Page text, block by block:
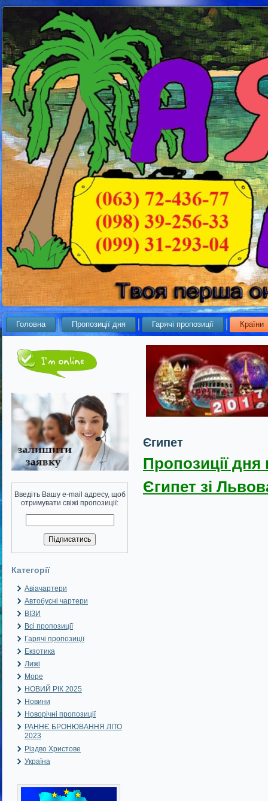
Головна Пропозиції дня Гарячі пропозиції Країни
Введіть Вашу e-mail адресу, щоб
отримувати свіжі пропозиції:
Категорії
Авіачартери
Автобусні чартери
ВІЗИ
Всі пропозиції
Гарячі пропозиції
Екзотика
Лижі
Море
НОВИЙ РІК 2025
Новини
Новорічні пропозиції
РАННЄ БРОНЮВАННЯ ЛІТО
2023
Різдво Христове
Україна
Єгипет
Пропозиції дня
Єгипет зі